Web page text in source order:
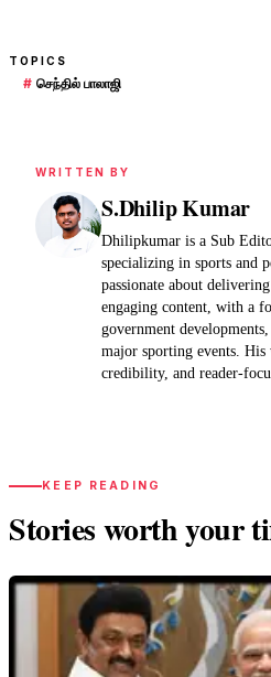
TOPICS
# செந்தில் பாலாஜி
WRITTEN BY
S.Dhilip Kumar
Dhilipkumar is a Sub
specializing in sports and
passionate about
engaging content, with a
government
major sporting events. His
credibility, and reader-
KEEP READING
Stories worth your